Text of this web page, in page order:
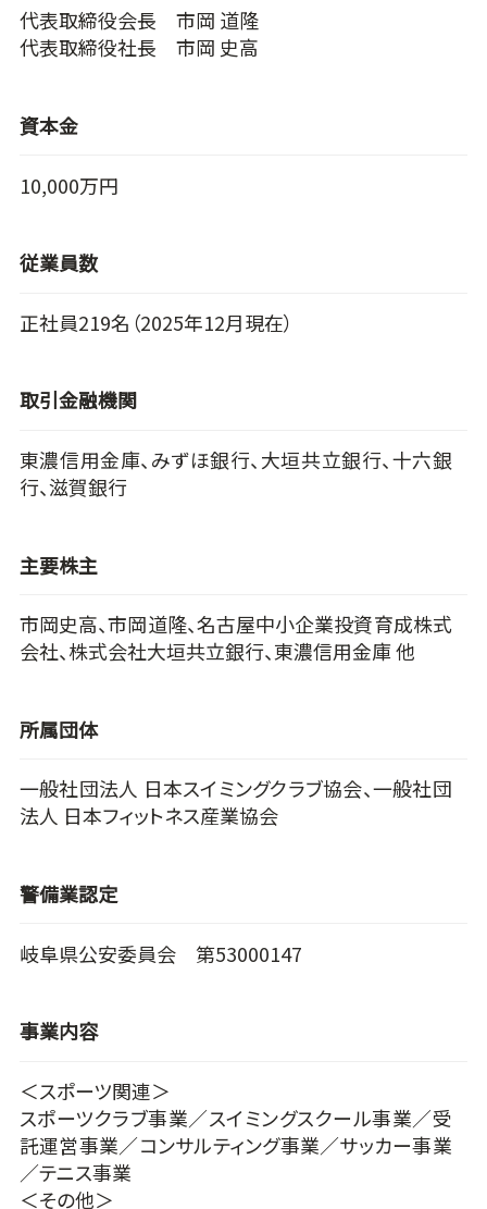
代表取締役会長 市岡 道隆
代表取締役社長 市岡 史高
資本金
10,000万円
従業員数
正社員219名（2025年12月現在）
取引金融機関
東濃信用金庫、みずほ銀行、大垣共立銀行、十六銀
行、滋賀銀行
主要株主
市岡史高、市岡道隆、名古屋中小企業投資育成株式
会社、株式会社大垣共立銀行、東濃信用金庫 他
所属団体
一般社団法人 日本スイミングクラブ協会、一般社団
法人 日本フィットネス産業協会
警備業認定
岐阜県公安委員会 第53000147
事業内容
＜スポーツ関連＞
スポーツクラブ事業／スイミングスクール事業／受
託運営事業／コンサルティング事業／サッカー事業
／テニス事業
＜その他＞